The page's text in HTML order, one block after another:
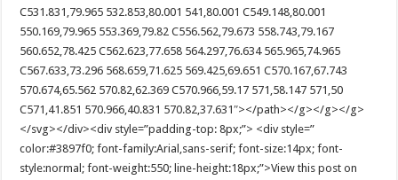
C531.831,79.965 532.853,80.001 541,80.001 C549.148,80.001
550.169,79.965 553.369,79.82 C556.562,79.673 558.743,79.167
560.652,78.425 C562.623,77.658 564.297,76.634 565.965,74.965
C567.633,73.296 568.659,71.625 569.425,69.651 C570.167,67.743
570.674,65.562 570.82,62.369 C570.966,59.17 571,58.147 571,50
C571,41.851 570.966,40.831 570.82,37.631″></path></g></g></g>
</svg></div><div style=”padding-top: 8px;”> <div style=”
color:#3897f0; font-family:Arial,sans-serif; font-size:14px; font-
style:normal; font-weight:550; line-height:18px;”>View this post on